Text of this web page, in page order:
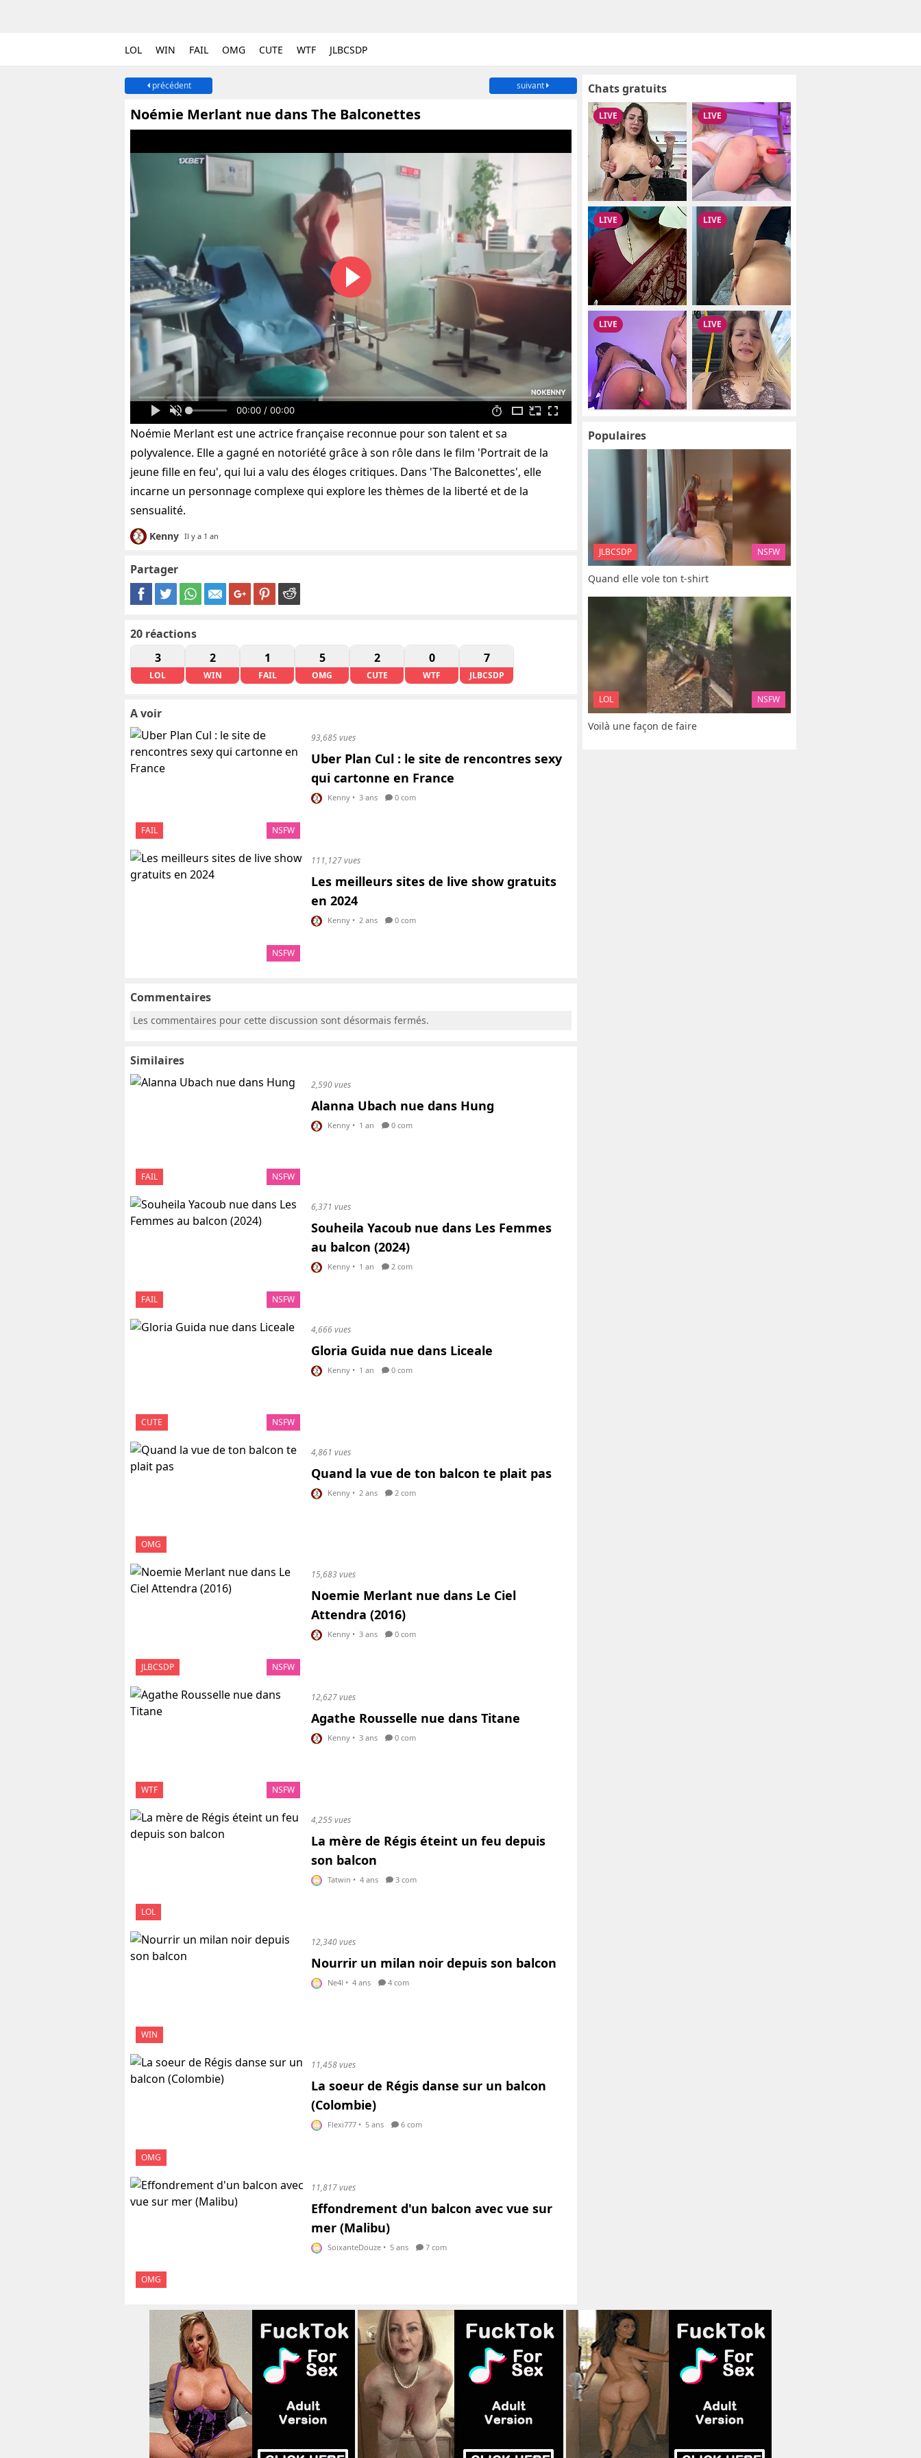
LOL WIN FAIL OMG CUTE WTF JLBCSDP
précédent suivant
Noémie Merlant nue dans The Balconettes
00:00 / 00:00
Noémie Merlant est une actrice française reconnue pour son talent et sa
polyvalence. Elle a gagné en notoriété grâce à son rôle dans le film 'Portrait de la
jeune fille en feu', qui lui a valu des éloges critiques. Dans 'The Balconettes', elle
incarne un personnage complexe qui explore les thèmes de la liberté et de la
sensualité.
Kenny Il y a 1 an
Partager
20 réactions
3
LOL
2
WIN
1
FAIL
5
OMG
2
CUTE
0
WTF
7
JLBCSDP
A voir
FAIL NSFW
93,685 vues
Uber Plan Cul : le site de rencontres sexy
qui cartonne en France
Kenny • 3 ans 0 com
NSFW
111,127 vues
Les meilleurs sites de live show gratuits
en 2024
Kenny • 2 ans 0 com
Commentaires
Les commentaires pour cette discussion sont désormais fermés.
Similaires
FAIL NSFW
2,590 vues
Alanna Ubach nue dans Hung
Kenny • 1 an 0 com
FAIL NSFW
6,371 vues
Souheila Yacoub nue dans Les Femmes
au balcon (2024)
Kenny • 1 an 2 com
CUTE NSFW
4,666 vues
Gloria Guida nue dans Liceale
Kenny • 1 an 0 com
OMG
4,861 vues
Quand la vue de ton balcon te plait pas
Kenny • 2 ans 2 com
JLBCSDP NSFW
15,683 vues
Noemie Merlant nue dans Le Ciel
Attendra (2016)
Kenny • 3 ans 0 com
WTF NSFW
12,627 vues
Agathe Rousselle nue dans Titane
Kenny • 3 ans 0 com
LOL
4,255 vues
La mère de Régis éteint un feu depuis
son balcon
Tatwin • 4 ans 3 com
WIN
12,340 vues
Nourrir un milan noir depuis son balcon
Ne4l • 4 ans 4 com
OMG
11,458 vues
La soeur de Régis danse sur un balcon
(Colombie)
Flexi777 • 5 ans 6 com
OMG
11,817 vues
Effondrement d'un balcon avec vue sur
mer (Malibu)
SoixanteDouze • 5 ans 7 com
Chats gratuits
Populaires
JLBCSDP NSFW
Quand elle vole ton t-shirt
LOL NSFW
Voilà une façon de faire